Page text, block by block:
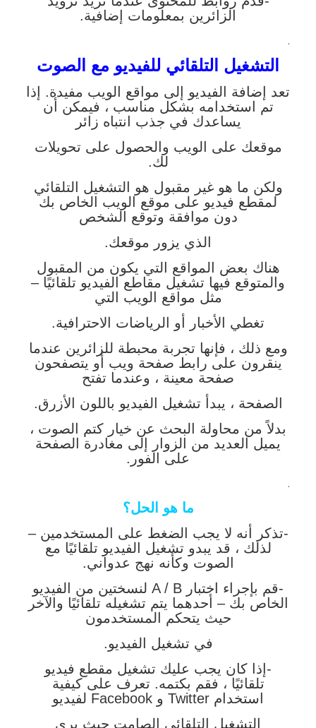
الزائرين بمعلومات إضافية.
.
التشغيل التلقائي للفيديو مع الصوت
تعد إضافة الفيديو إلى مواقع الويب مفيدة. إذا
تم استخدامه بشكل مناسب ، فيمكن أن
يساعدك في جذب انتباه زائر
موقعك على الويب والحصول على تحويلات
لك.
ولكن ما هو غير مقبول هو التشغيل التلقائي
لمقطع فيديو على موقع الويب الخاص بك
دون موافقة وتوقع الشخص
الذي يزور موقعك.
هناك بعض المواقع التي يكون من المقبول
والمتوقع فيها تشغيل مقاطع الفيديو تلقائيًا –
مثل مواقع الويب التي
تغطي الأخبار أو الرياضات الاحترافية.
ومع ذلك ، فإنها تجربة محبطة للزائرين عندما
ينقرون على رابط صفحة ويب أو يتصفحون
صفحة معينة ، وعندما تفتح
الصفحة ، يبدأ تشغيل الفيديو باللون الأزرق.
بدلاً من محاولة البحث عن خيار كتم الصوت ،
يميل العديد من الزوار إلى مغادرة الصفحة
على الفور.
.
ما هو الحل؟
-تذكر أنه لا يجب الضغط على المستخدمين –
لذلك ، قد يبدو تشغيل الفيديو تلقائيًا مع
الصوت وكأنه نهج عدواني.
-قم بإجراء اختبار A / B لنسختين من الفيديو
الخاص بك – أحدهما يتم تشغيله تلقائيًا والآخر
حيث يتحكم المستخدمون
في تشغيل الفيديو.
-إذا كان يجب عليك تشغيل مقطع فيديو
تلقائيًا ، فقم بكتمه. تعرف على كيفية
استخدام Twitter و Facebook لفيديو
التشغيل التلقائي الصامت حيث يرى